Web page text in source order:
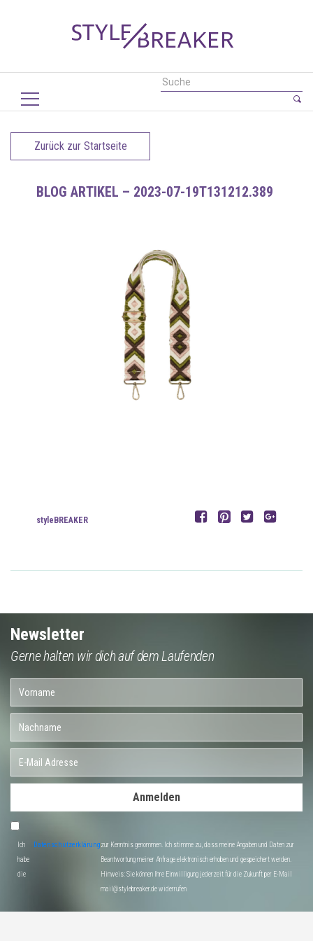
Zurück zur Startseite
BLOG ARTIKEL – 2023-07-19T131212.389
styleBREAKER
Newsletter
Gerne halten wir dich auf dem Laufenden
Anmelden
Ich
habe
die
Datenschutzerklärungzur Kenntnis genommen. Ich stimme zu, dass meine Angaben und Daten zur
Beantwortung meiner Anfrage elektronisch erhoben und gespeichert werden.
Hinweis: Sie können Ihre Einwilligung jederzeit für die Zukunft per E-Mail
mail@stylebreaker.de widerrufen